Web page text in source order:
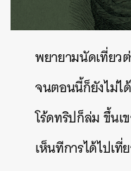
พยายามนัดเที่ยว
จนตอนนี้ก็ยังไม่ไ
โร้ดทริปก็ล่มขึ้นเ
เห็นทีการได้ไปเ